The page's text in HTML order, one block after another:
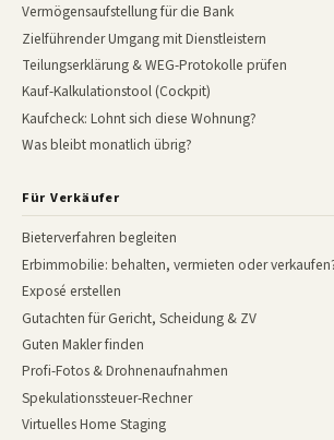
Vermögensaufstellung für die Bank
Zielführender Umgang mit Dienstleistern
Teilungserklärung & WEG-Protokolle prüfen
Kauf-Kalkulationstool (Cockpit)
Kaufcheck: Lohnt sich diese Wohnung?
Was bleibt monatlich übrig?
Für Verkäufer
Bieterverfahren begleiten
Erbimmobilie: behalten, vermieten oder
Exposé erstellen
Gutachten für Gericht, Scheidung & ZV
Guten Makler finden
Profi-Fotos & Drohnenaufnahmen
Spekulationssteuer-Rechner
Virtuelles Home Staging